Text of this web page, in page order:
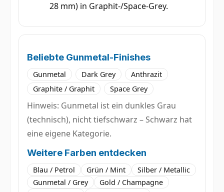
28 mm) in Graphit-/Space-Grey.
Beliebte Gunmetal-Finishes
Gunmetal Dark Grey
Anthrazit
Graphite / Graphit
Space Grey
Hinweis: Gunmetal ist ein dunkles Grau
(technisch), nicht tiefschwarz – Schwarz hat
eine eigene Kategorie.
Weitere Farben entdecken
Blau / Petrol Grün / Mint
Silber / Metallic
Gunmetal / Grey
Gold / Champagne